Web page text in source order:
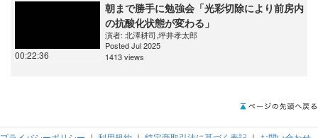
00:22:36
朝まで勝手に勉強会「光彩切除により前房内
の抗酸化状態が変わる」
演者: 北澤耕司,坪井孝太郎
Posted Jul 2025
1413 views